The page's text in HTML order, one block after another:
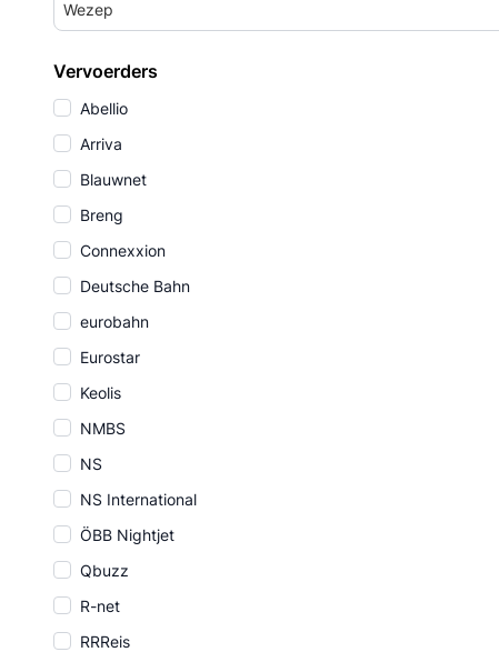
Wezep
Vervoerders
Abellio
Arriva
Blauwnet
Breng
Connexxion
Deutsche Bahn
eurobahn
Eurostar
Keolis
NMBS
NS
NS International
ÖBB Nightjet
Qbuzz
R-net
RRReis